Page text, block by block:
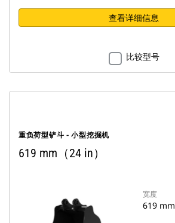
查看详细信息
比较型号
重负荷型铲斗 - 小型挖掘机
619 mm（24 in）
宽度
619 mm